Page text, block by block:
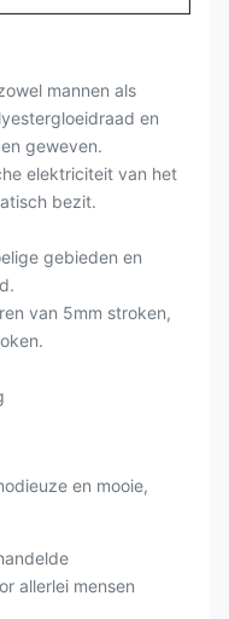
mannen als
en
geweven.
elektriciteit van het
bezit.
gebieden en
van 5mm stroken,
en mooie,
allerlei mensen